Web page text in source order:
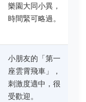
樂園大同小異，
時間緊可略過。
小朋友的「第一
座雲霄飛車」，
刺激度適中，很
受歡迎。